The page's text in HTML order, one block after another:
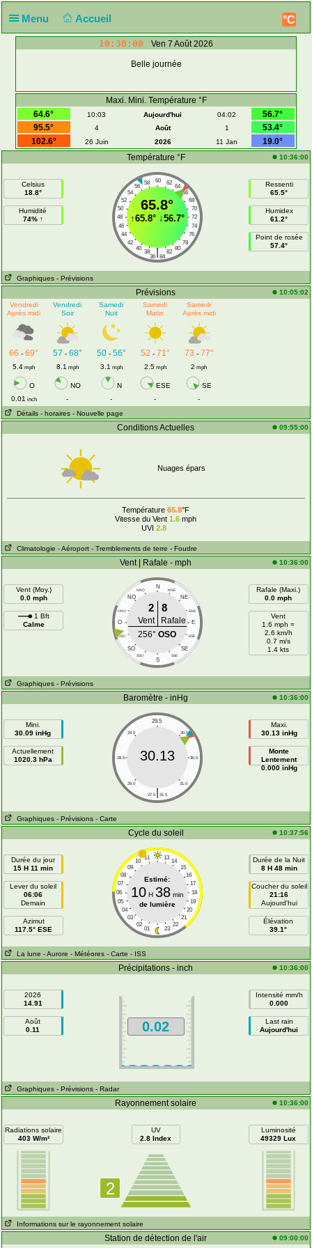
Menu Accueil °C
10:38:00 Ven 7 Août 2026
Belle journée
Maxi. Mini. Température °F
64.6°
10:03 Aujourd'hui 04:02
56.7°
95.5°
4 Août 1
53.4°
102.6°
26 Juin 2026 11 Jan
19.0°
Température °F
10:36:00
Celsius
18.8°
Humidité
74% ↑
60
58 62
56
64
54
66
52
68
50
70
48
72
46
74
44
76
42
78
40
80
38 82
|
36 84
65.8°
↑65.8°↓56.7°
Ressenti
65.5°
Humidex
61.2°
Point de rosée
57.4°
Graphiques - Prévisions
Prévisions
10:05:02
Vendredi
Après midi
Vendredi
Soir
Samedi
Nuit
Samedi
Matin
Samedi
Après midi
66 -69° 57 - 68° 50- 56° 52 - 71° 73 - 77°
5.4 mph 8.1 mph 3.1 mph 2.5mph 2 mph
O NO N ESE
SE
0.01 inch - - -
-
Détails - horaires - Nouvelle page
Conditions Actuelles 09:55:00
Nuages épars
Température65.8°F
Vitesse du Vent1.6 mph
UVI 2.8
Climatologie - Aéroport - Tremblements de terre - Foudre
Vent | Rafale - mph 10:36:00
Vent (Moy.)
0.0 mph
1 Bft
Calme
N
NNO NNE
NO NE
ONO ENE
O E
OSO ESE
SO SE
SSO SSE
S
2 8
Vent
Rafale
256°OSO
Rafale (Maxi.)
0.0 mph
Vent
1.6 mph =
2.6 km/h
0.7 m/s
1.4 kts
Graphiques - Prévisions
Baromètre - inHg 10:36:00
Mini.
30.09 inHg
Actuellement
1020.3 hPa
29.5
29.0 30.0
28.5 30.5
28.0 31.0
|
27.5 31.5
30.13
Maxi.
30.13 inHg
Monte
Lentement
0.000 inHg
Graphiques - Prévisions - Carte
Cycle du soleil 10:37:56
Durée du jour
15 H 11 min
Lever du soleil
06:06
Demain
Azimut
117.5° ESE
11 13
10
14
09
15
08
16
07
17
06
18
05
19
04
20
03
21
02
22
01 23
Estimé:
10H 38min
de lumière
Durée de la Nuit
8 H 48 min
Coucher du soleil
21:16
Aujourd'hui
Élévation
39.1°
La lune - Aurore - Météores - Carte - ISS
Précipitations - inch 10:36:00
2026
14.91
Août
0.11
0.02
Intensité mm/h
0.000
Last rain
Aujourd'hui
Graphiques - Prévisions - Radar
Rayonnement solaire 10:36:00
Radiations solaire
403 W/m²
UV
2.8 Index
2
Luminosité
49329 Lux
Informations sur le rayonnement solaire
Station de détection de l'air 09:00:00